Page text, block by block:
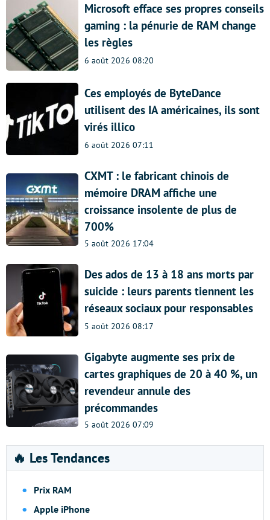
Microsoft efface ses propres conseils
gaming : la pénurie de RAM change
les règles
6 août 2026 08:20
Ces employés de ByteDance
utilisent des IA américaines, ils sont
virés illico
6 août 2026 07:11
CXMT : le fabricant chinois de
mémoire DRAM affiche une
croissance insolente de plus de
700%
5 août 2026 17:04
Des ados de 13 à 18 ans morts par
suicide : leurs parents tiennent les
réseaux sociaux pour responsables
5 août 2026 08:17
Gigabyte augmente ses prix de
cartes graphiques de 20 à 40 %, un
revendeur annule des
précommandes
5 août 2026 07:09
🔥 Les Tendances
Prix RAM
Apple iPhone